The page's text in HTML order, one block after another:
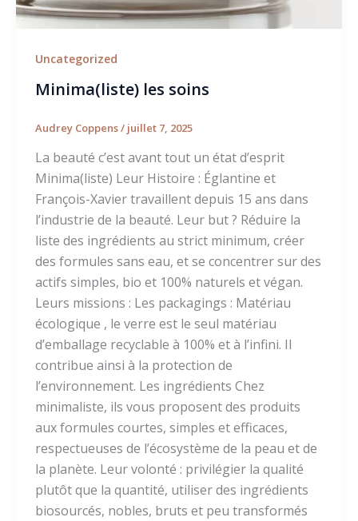
Uncategorized
Minima(liste) les soins
Audrey Coppens/ juillet 7, 2025
La beauté c’est avant tout un état d’esprit
Minima(liste) Leur Histoire : Églantine et
François-Xavier travaillent depuis 15 ans dans
l’industrie de la beauté. Leur but ? Réduire la
liste des ingrédients au strict minimum, créer
des formules sans eau, et se concentrer sur des
actifs simples, bio et 100% naturels et végan.
Leurs missions : Les packagings : Matériau
écologique , le verre est le seul matériau
d’emballage recyclable à 100% et à l’infini. Il
contribue ainsi à la protection de
l’environnement. Les ingrédients Chez
minimaliste, ils vous proposent des produits
aux formules courtes, simples et efficaces,
respectueuses de l’écosystème de la peau et de
la planète. Leur volonté : privilégier la qualité
plutôt que la quantité, utiliser des ingrédients
biosourcés, nobles, bruts et peu transformés